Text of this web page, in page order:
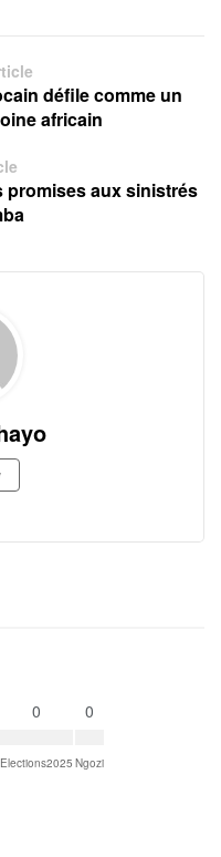
défile comme un
africain
promises aux sinistrés
0
Elections2025
0
Ngozi